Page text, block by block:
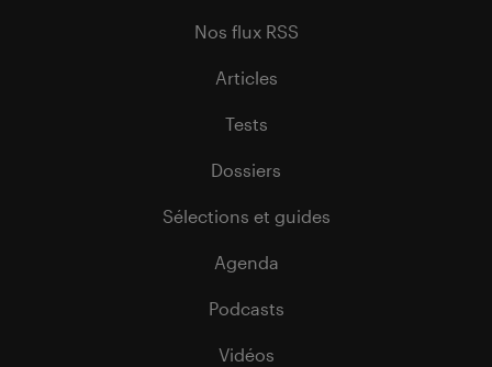
Nos flux RSS
Articles
Tests
Dossiers
Sélections et guides
Agenda
Podcasts
Vidéos